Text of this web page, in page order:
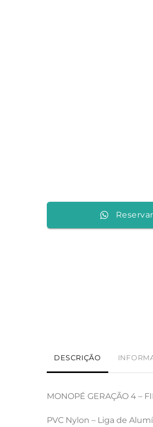
DESCRIÇÃO
MONOPÉ GERAÇÃO 4 –
PVC Nylon – Liga de